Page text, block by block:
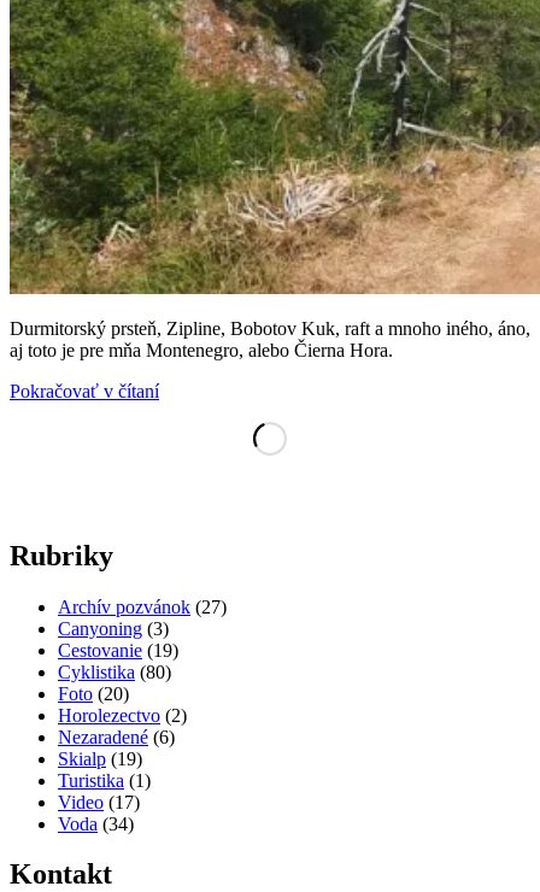
Durmitorský prsteň, Zipline, Bobotov Kuk, raft a mnoho iného, áno,
aj toto je pre mňa Montenegro, alebo Čierna Hora.
Pokračovať v čítaní„Čierna
Rubriky
Archív pozvánok (27)
Canyoning (3)
Cestovanie (19)
Cyklistika (80)
Foto (20)
Horolezectvo (2)
Nezaradené (6)
Skialp (19)
Turistika (1)
Video (17)
Voda (34)
Kontakt